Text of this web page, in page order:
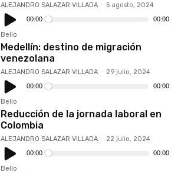
ALEJANDRO SALAZAR VILLADA - 5 agosto, 2024
Reproductor
de
audio
00:00 00:00
Bello
Medellín: destino de migración
venezolana
ALEJANDRO SALAZAR VILLADA - 29 julio, 2024
Reproductor
de
audio
00:00 00:00
Bello
Reducción de la jornada laboral en
Colombia
ALEJANDRO SALAZAR VILLADA - 22 julio, 2024
Reproductor
de
audio
00:00 00:00
Bello